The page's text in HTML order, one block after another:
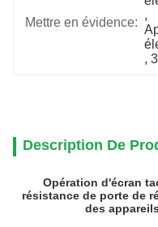
Mettre en évidence:
,
, 3
Description De
Opération d'écran
résistance de porte de
des